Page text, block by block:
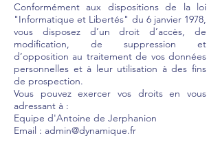
Conformément aux dispositions de la loi
"Informatique et Libertés" du 6 janvier 1978,
vous disposez d’un droit d’accès, de
modification, de suppression et
d’opposition au traitement de vos données
personnelles et à leur utilisation à des fins
de prospection.
Vous pouvez exercer vos droits en vous
adressant à :
Equipe d'Antoine de Jerphanion
Email : admin@dynamique.fr